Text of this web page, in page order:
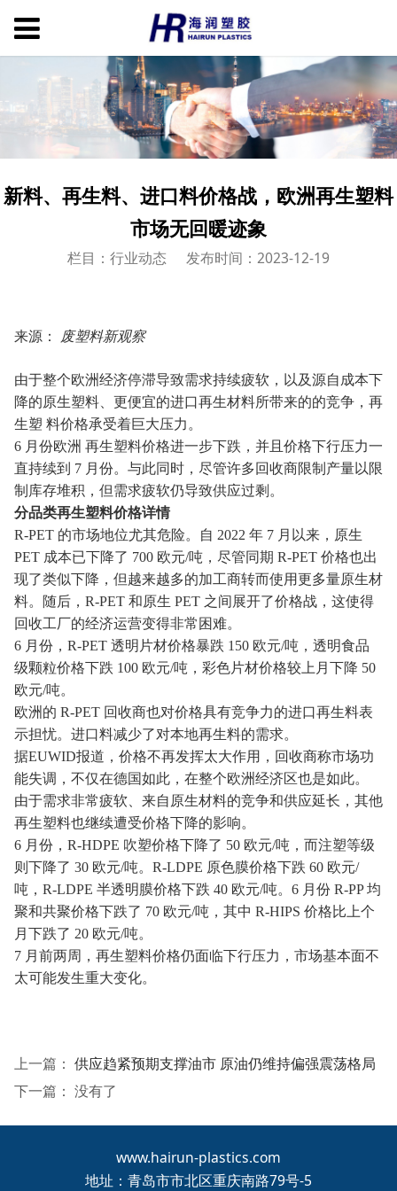
新料、再生料、进口料价格战，欧洲再生塑料
市场无回暖迹象
栏目：行业动态 发布时间：2023-12-19
来源： 废塑料新观察
由于整个欧洲经济停滞导致需求持续疲软，以及源自成本下
降的原生塑料、更便宜的进口再生材料所带来的的竞争，再
生塑 料价格承受着巨大压力。
6 月份欧洲 再生塑料价格进一步下跌，并且价格下行压力一
直持续到 7 月份。与此同时，尽管许多回收商限制产量以限
制库存堆积，但需求疲软仍导致供应过剩。
分品类再生塑料价格详情
R-PET 的市场地位尤其危险。自 2022 年 7 月以来，原生
PET 成本已下降了 700 欧元/吨，尽管同期 R-PET 价格也出
现了类似下降，但越来越多的加工商转而使用更多量原生材
料。随后，R-PET 和原生 PET 之间展开了价格战，这使得
回收工厂的经济运营变得非常困难。
6 月份， R-PET 透明片材价格暴跌 150 欧元/吨，透明食品
级颗粒价格下跌 100 欧元/吨，彩色片材价格较上月下降 50
欧元/吨。
欧洲的 R-PET 回收商也对价格具有竞争力的进口再生料表
示担忧。进口料减少了对本地再生料的需求。
据EUWID报道，价格不再发挥太大作用，回收商称市场功
能失调，不仅在德国如此，在整个欧洲经济区也是如此。
由于需求非常疲软、来自原生材料的竞争和供应延长，其他
再生塑料也继续遭受价格下降的影响。
6 月份， R-HDPE 吹塑价格下降了 50 欧元/吨，而注塑等级
则下降了 30 欧元/吨。R-LDPE 原色膜价格下跌 60 欧元/
吨，R-LDPE 半透明膜价格下跌 40 欧元/吨。6 月份 R-PP 均
聚和共聚价格下跌了 70 欧元/吨，其中 R-HIPS 价格比上个
月下跌了 20 欧元/吨。
7 月前两周，再生塑料价格仍面临下行压力，市场基本面不
太可能发生重大变化。
上一篇： 供应趋紧预期支撑油市 原油仍维持偏强震荡格局
下一篇： 没有了
www.hairun-plastics.com
地址：青岛市市北区重庆南路79号-5